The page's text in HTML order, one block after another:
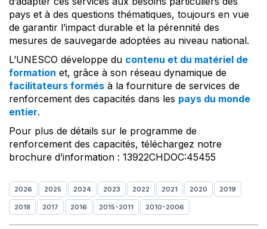
pays et à des questions thématiques, toujours en vue
de garantir l’impact durable et la pérennité des
mesures de sauvegarde adoptées au niveau national.
L’UNESCO développe du contenu et du matériel de
formation et, grâce à son réseau dynamique de
facilitateurs formés à la fourniture de services de
renforcement des capacités dans les pays du monde
entier.
Pour plus de détails sur le programme de
renforcement des capacités, téléchargez notre
brochure d’information : 13922CHDOC:45455
2026 2025 2024 2023 2022 2021 2020 2019
2018 2017 2016 2015-2011 2010-2006